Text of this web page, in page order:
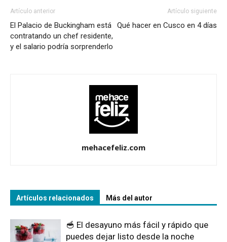
Artículo anterior
El Palacio de Buckingham está
contratando un chef residente,
y el salario podría sorprenderlo
Artículo siguiente
Qué hacer en Cusco en 4 días
mehacefeliz.com
Artículos relacionados Más del autor
🥣 El desayuno más fácil y rápido que
puedes dejar listo desde la noche